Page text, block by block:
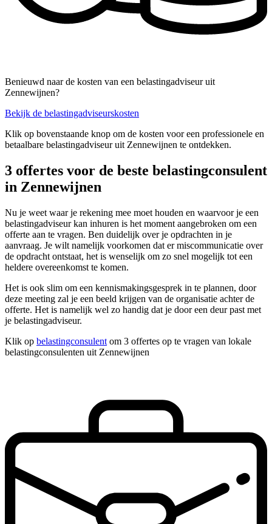
Benieuwd naar de kosten van een belastingadviseur uit
Zennewijnen?
Bekijk de belastingadviseurskosten
Klik op bovenstaande knop om de kosten voor een professionele en
betaalbare belastingadviseur uit Zennewijnen te ontdekken.
3 offertes voor de beste belastingconsulent
in Zennewijnen
Nu je weet waar je rekening mee moet houden en waarvoor je een
belastingadviseur kan inhuren is het moment aangebroken om een
offerte aan te vragen. Ben duidelijk over je opdrachten in je
aanvraag. Je wilt namelijk voorkomen dat er miscommunicatie over
de opdracht ontstaat, het is wenselijk om zo snel mogelijk tot een
heldere overeenkomst te komen.
Het is ook slim om een kennismakingsgesprek in te plannen, door
deze meeting zal je een beeld krijgen van de organisatie achter de
offerte. Het is namelijk wel zo handig dat je door een deur past met
je belastingadviseur.
Klik op belastingconsulent om 3 offertes op te vragen van lokale
belastingconsulenten uit Zennewijnen